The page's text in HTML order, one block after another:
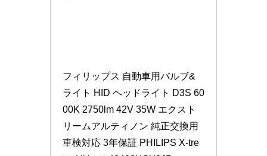
フィリップス 自動車用バルブ&
ライト HID ヘッドライト D3S 60
00K 2750lm 42V 35W エクスト
リームアルティノン 純正交換用
車検対応 3年保証 PHILIPS X-tre